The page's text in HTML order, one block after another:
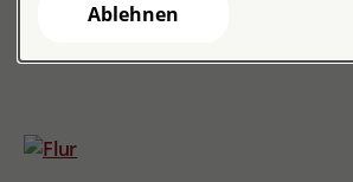
Ablehnen